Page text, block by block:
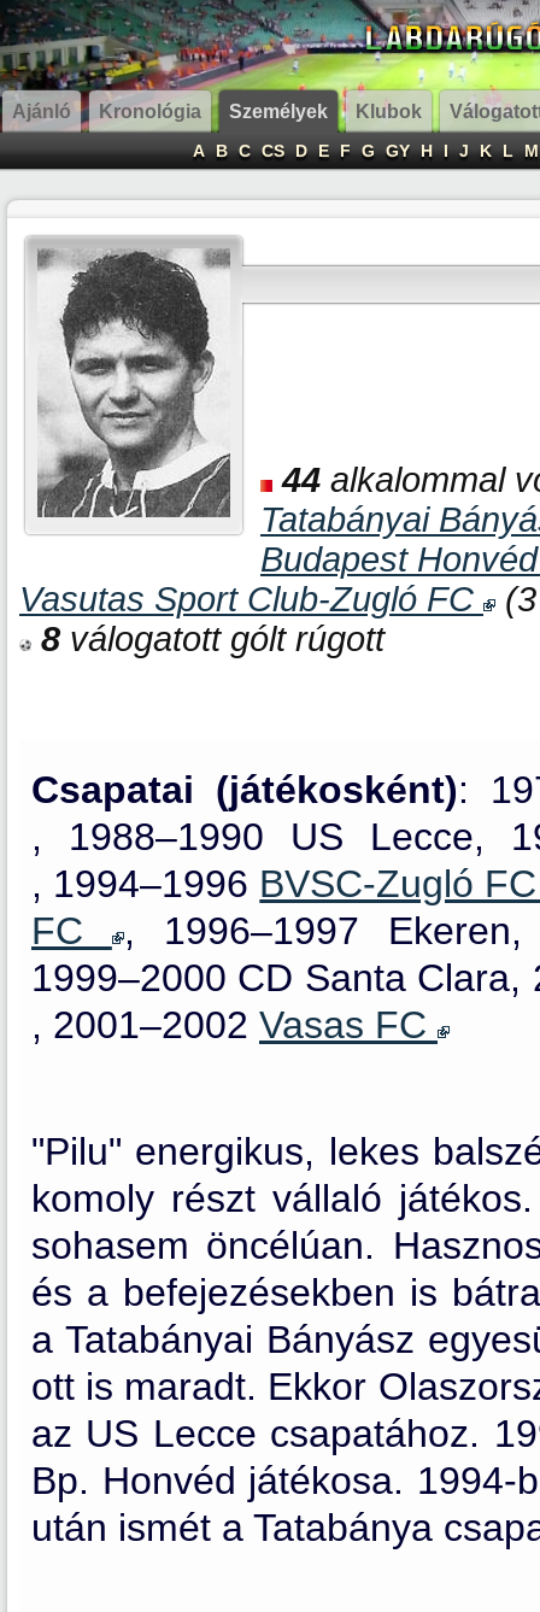
Ajánló Kronológia Személyek Klubok
A B C CS D E F G GY H I J K L M
44 alkalommal
Tatabányai
Budapest
Vasutas Sport Club-Zugló FC
8 válogatott gólt rúgott
Csapatai (játékosként):
, 1988–1990 US Lecce,
, 1994–1996 BVSC-Zugló
FC
, 1996–1997 Ekeren,
1999–2000 CD Santa
, 2001–2002 Vasas FC
"Pilu" energikus, lekes
komoly részt vállaló
sohasem öncélúan.
és a befejezésekben is
a Tatabányai Bányász
ott is maradt. Ekkor
az US Lecce csapatához.
Bp. Honvéd játékosa. 1994-
után ismét a Tatabánya